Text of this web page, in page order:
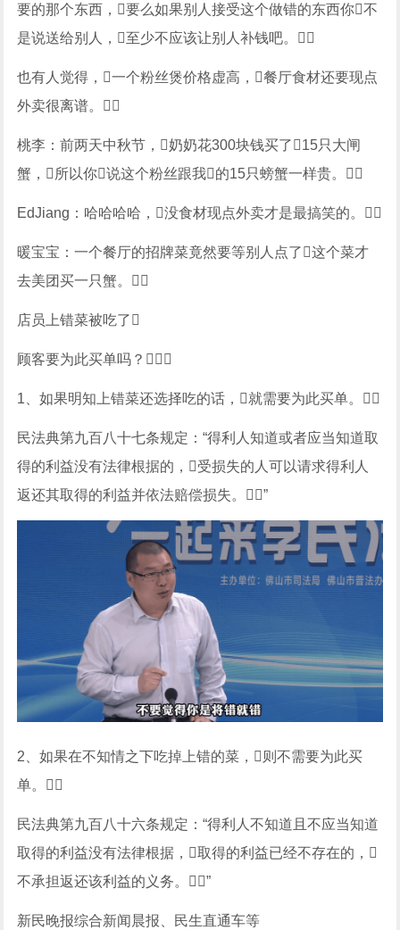
要的那个东西，要么如果别人接受这个做错的东西你不
是说送给别人，至少不应该让别人补钱吧。
也有人觉得，一个粉丝煲价格虚高，餐厅食材还要现点
外卖很离谱。
桃李：前两天中秋节，奶奶花300块钱买了15只大闸
蟹，所以你说这个粉丝跟我的15只螃蟹一样贵。
EdJiang：哈哈哈哈，没食材现点外卖才是最搞笑的。
暖宝宝：一个餐厅的招牌菜竟然要等别人点了这个菜才
去美团买一只蟹。
店员上错菜被吃了
顾客要为此买单吗？
1、如果明知上错菜还选择吃的话，就需要为此买单。
民法典第九百八十七条规定：“得利人知道或者应当知道取
得的利益没有法律根据的，受损失的人可以请求得利人
返还其取得的利益并依法赔偿损失。”
2、如果在不知情之下吃掉上错的菜，则不需要为此买
单。
民法典第九百八十六条规定：“得利人不知道且不应当知道
取得的利益没有法律根据，取得的利益已经不存在的，
不承担返还该利益的义务。”
新民晚报综合新闻晨报、民生直通车等